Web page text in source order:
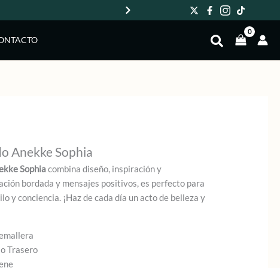
Anekke Sophia
Sophiacombina diseño, inspiración y
bordada y mensajes positivos, es perfecto para
y conciencia. ¡Haz de cada día un acto de belleza y
Trasero